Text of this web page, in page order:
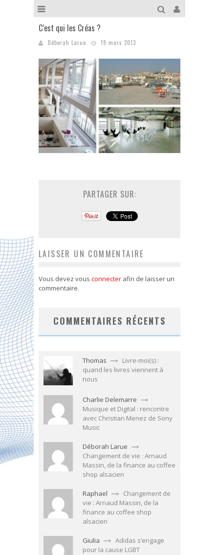
C’est qui les Créas ?
Déborah Larue 19 mars 2013
PARTAGER SUR:
LAISSER UN COMMENTAIRE
Vous devez vous connecter afin de laisser un
commentaire.
COMMENTAIRES RÉCENTS
Thomas
Livre-moi(s) :
quand les livres viennent à
nous
Charlie Delemarre
Musique et Digital : rencontre
avec Christian Menez de Sony
Music
Déborah Larue
Changement de vie : Arnaud
Massin, de la finance au coffee
shop alsacien
Raphael
Changement de
vie : Arnaud Massin, de la
finance au coffee shop
alsacien
Giulia
Adidas s’engage
pour la cause LGBT